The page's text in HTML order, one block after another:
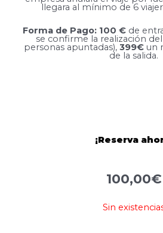
llegara al mínimo de 6
Forma de Pago: 100 € de
se confirme la realización
personas apuntadas), 399€ un
de la salida.
¡Reserva
100,00€
Sin